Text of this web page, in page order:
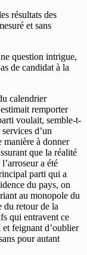
résultats des
et sans
question intrigue,
de candidat à la
calendrier
remporter
voulait, semble-t-
d’un
manière à donner
que la réalité
a été
parti qui a
du pays, on
au monopole du
du retour de la
qui entravent ce
feignant d’oublier
pour autant